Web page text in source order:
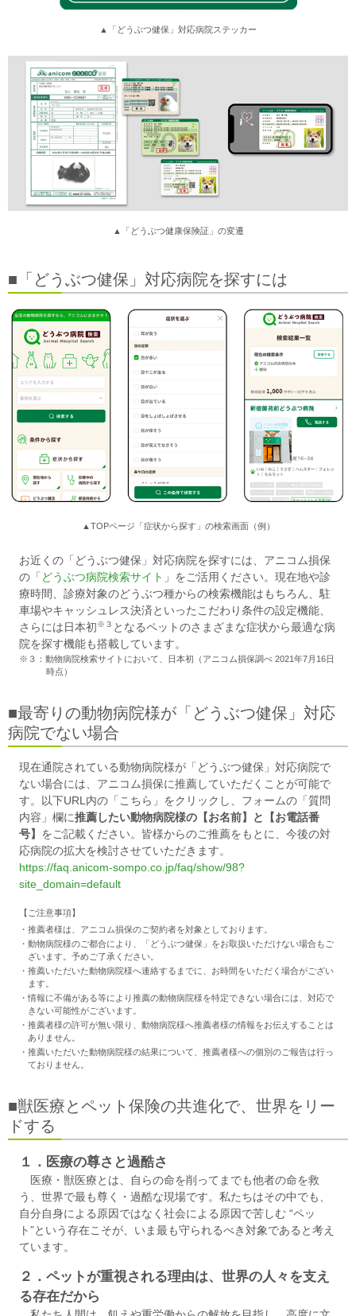
▲「どうぶつ健保」対応病院ステッカー
▲「どうぶつ健康保険証」の変遷
■「どうぶつ健保」対応病院を探すには
▲TOPページ「症状から探す」の検索画面（例）
お近くの「どうぶつ健保」対応病院を探すには、アニコム損保
の「 どうぶつ病院検索サイト 」をご活用ください。現在地や診
療時間、診療対象のどうぶつ種からの検索機能はもちろん、駐
車場やキャッシュレス決済といったこだわり条件の設定機能、
さらには日本初※３ となるペットのさまざまな症状から最適な病
院を探す機能も搭載しています。
※３：動物病院検索サイトにおいて、日本初（アニコム損保調べ 2021年7月16日
時点）
■最寄りの動物病院様が「どうぶつ健保」対応
病院でない場合
現在通院されている動物病院様が「どうぶつ健保」対応病院で
ない場合には、アニコム損保に推薦していただくことが可能で
す。以下URL内の「こちら」をクリックし、フォームの「質問
内容」欄に推薦したい動物病院様の【お名前】と【お電話番
号】 をご記載ください。皆様からのご推薦をもとに、今後の対
応病院の拡大を検討させていただきます。
https://faq.anicom-sompo.co.jp/faq/show/98?
site_domain=default
【ご注意事項】
・推薦者様は、アニコム損保のご契約者を対象としております。
・動物病院様のご都合により、「どうぶつ健保」をお取扱いただけない場合もご
ざいます。予めご了承ください。
・推薦いただいた動物病院様へ連絡するまでに、お時間をいただく場合がござい
ます。
・情報に不備がある等により推薦の動物病院様を特定できない場合には、対応で
きない可能性がございます。
・推薦者様の許可が無い限り、動物病院様へ推薦者様の情報をお伝えすることは
ありません。
・推薦いただいた動物病院様の結果について、推薦者様への個別のご報告は行っ
ておりません。
■獣医療とペット保険の共進化で、世界をリー
ドする
１．医療の尊さと過酷さ
医療・獣医療とは、自らの命を削ってまでも他者の命を救
う、世界で最も尊く・過酷な現場です。私たちはその中でも、
自分自身による原因ではなく社会による原因で苦しむ “ペッ
ト”という存在こそが、いま最も守られるべき対象であると考え
ています。
２．ペットが重視される理由は、世界の人々を支え
る存在だから